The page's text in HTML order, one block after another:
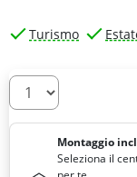
Turismo
Quantità
Montaggio
Seleziona il